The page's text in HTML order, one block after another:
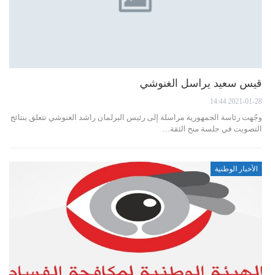
قيس سعيد يراسل الغنوشي
2021-01-28 14:44
وجّهت رئاسة الجمهورية مراسلة إلى رئيس البرلمان راشد الغنوشي تتعلق بنتائج
التصويت في جلسة منح الثقة…
الأخبار الوطنية